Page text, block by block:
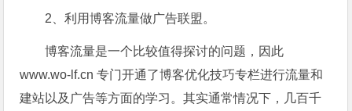
2、利用博客流量做广告联盟。
博客流量是一个比较值得探讨的问题，因此
www.wo-lf.cn 专门开通了博客优化技巧专栏进行流量和
建站以及广告等方面的学习。其实通常情况下，几百千